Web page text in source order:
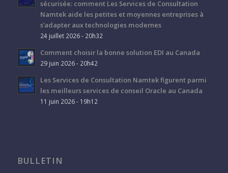
sécurisée: comment Les Services de Consultation
Namtek aide les petites et moyennes entreprises à
s’adapter aux technologies modernes
24 juillet 2026 - 20h32
Comment choisir la bonne solution EDI au Canada
29 juin 2026 - 20h42
Les Services de Consultation Namtek figurent parmi
les meilleurs services de conseil Oracle au Canada
11 juin 2026 - 19h12
BULLETIN